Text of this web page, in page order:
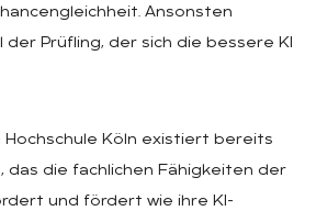
Ansonsten
Prüfling, der sich die bessere KI
Hochschule Köln existiert bereits
das die fachlichen Fähigkeiten der
und fördert wie ihre KI-